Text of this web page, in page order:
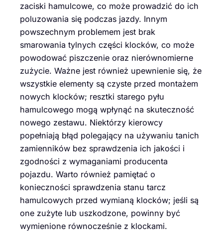
zaciski hamulcowe, co może prowadzić do ich
poluzowania się podczas jazdy. Innym
powszechnym problemem jest brak
smarowania tylnych części klocków, co może
powodować piszczenie oraz nierównomierne
zużycie. Ważne jest również upewnienie się, że
wszystkie elementy są czyste przed montażem
nowych klocków; resztki starego pyłu
hamulcowego mogą wpłynąć na skuteczność
nowego zestawu. Niektórzy kierowcy
popełniają błąd polegający na używaniu tanich
zamienników bez sprawdzenia ich jakości i
zgodności z wymaganiami producenta
pojazdu. Warto również pamiętać o
konieczności sprawdzenia stanu tarcz
hamulcowych przed wymianą klocków; jeśli są
one zużyte lub uszkodzone, powinny być
wymienione równocześnie z klockami.